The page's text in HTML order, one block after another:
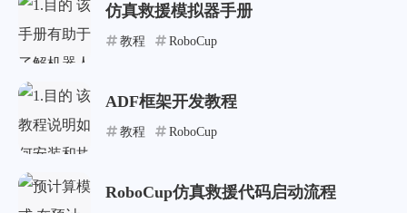
仿真救援模拟器手册
教程 RoboCup
ADF框架开发教程
教程 RoboCup
RoboCup仿真救援代码启动流程